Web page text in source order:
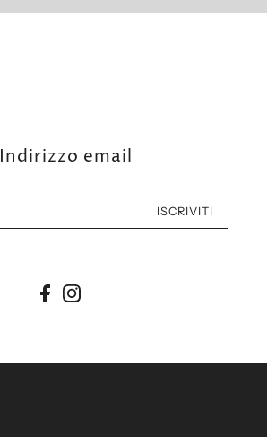
Indirizzo email
ISCRIVITI